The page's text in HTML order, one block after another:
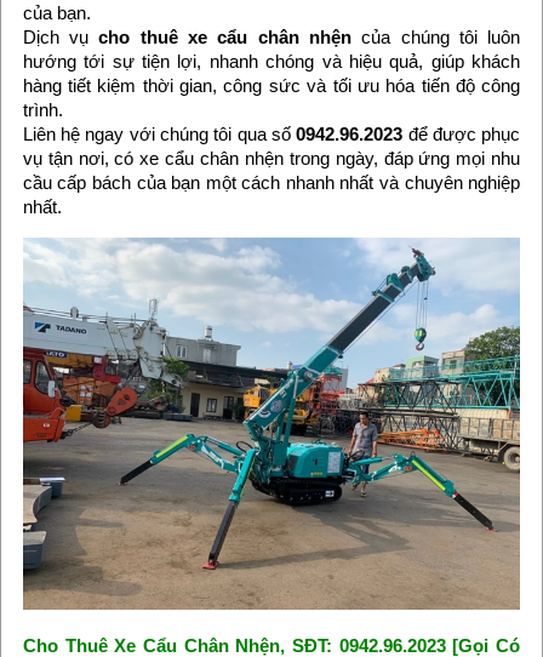
của bạn.
Dịch vụcho thuê xe cẩu chân nhệncủa chúng tôi luôn
hướng tới sự tiện lợi, nhanh chóng và hiệu quả, giúp khách
hàng tiết kiệm thời gian, công sức và tối ưu hóa tiến độ công
trình.
Liên hệ ngay với chúng tôi qua số0942.96.2023 để được phục
vụ tận nơi, có xe cẩu chân nhện trong ngày, đáp ứng mọi nhu
cầu cấp bách của bạn một cách nhanh nhất và chuyên nghiệp
nhất.
Cho Thuê Xe Cẩu Chân Nhện, SĐT: 0942.96.2023 [Gọi Có